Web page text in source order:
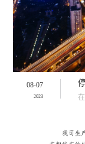
08-07
2023